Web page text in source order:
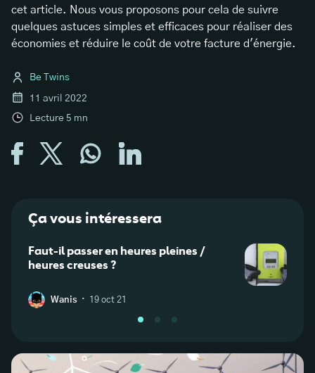
cet article. Nous vous proposons pour cela de suivre
quelques astuces simples et efficaces pour réaliser des
économies et réduire le coût de votre facture d'énergie.
Be Twins
11 avril 2022
Lecture 5 mn
Ça vous intéressera
Faut-il passer en heures pleines /
heures creuses ?
Wanis · 19 oct 21